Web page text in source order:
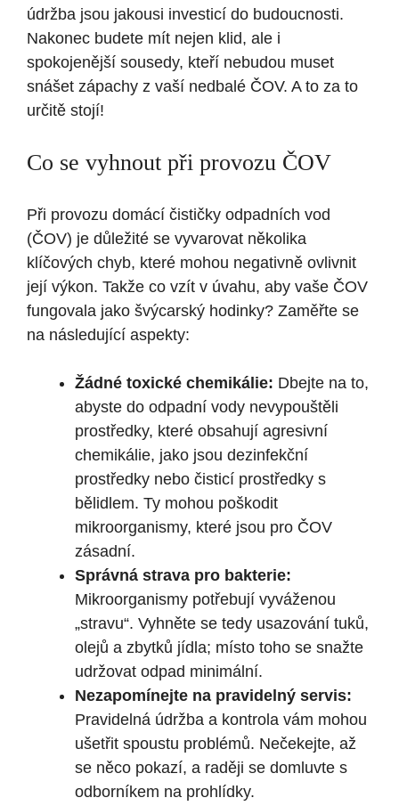
údržba jsou jakousi investicí do budoucnosti.
Nakonec budete mít nejen klid, ale i
spokojenější sousedy, kteří nebudou muset
snášet zápachy z vaší nedbalé ČOV. A to za to
určitě stojí!
Co se vyhnout při provozu ČOV
Při provozu domácí čističky odpadních vod
(ČOV) je důležité se vyvarovat několika
klíčových chyb, které mohou negativně ovlivnit
její výkon. Takže co vzít v úvahu, aby vaše ČOV
fungovala jako švýcarský hodinky? Zaměřte se
na následující aspekty:
Žádné toxické chemikálie: Dbejte na to,
abyste do odpadní vody nevypouštěli
prostředky, které obsahují agresivní
chemikálie, jako jsou dezinfekční
prostředky nebo čisticí prostředky s
bělidlem. Ty mohou poškodit
mikroorganismy, které jsou pro ČOV
zásadní.
Správná strava pro bakterie:
Mikroorganismy potřebují vyváženou
„stravu“. Vyhněte se tedy usazování tuků,
olejů a zbytků jídla; místo toho se snažte
udržovat odpad minimální.
Nezapomínejte na pravidelný servis:
Pravidelná údržba a kontrola vám mohou
ušetřit spoustu problémů. Nečekejte, až
se něco pokazí, a raději se domluvte s
odborníkem na prohlídky.